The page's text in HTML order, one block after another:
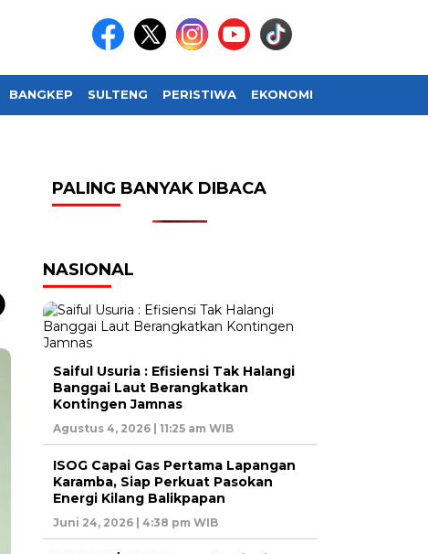
BANGKEP SULTENG PERISTIWA EKONOMI
PALING BANYAK DIBACA
NASIONAL
Saiful Usuria : Efisiensi Tak Halangi
Banggai Laut Berangkatkan
Kontingen Jamnas
Agustus 4, 2026 | 11:25 am WIB
ISOG Capai Gas Pertama Lapangan
Karamba, Siap Perkuat Pasokan
Energi Kilang Balikpapan
Juni 24, 2026 | 4:38 pm WIB